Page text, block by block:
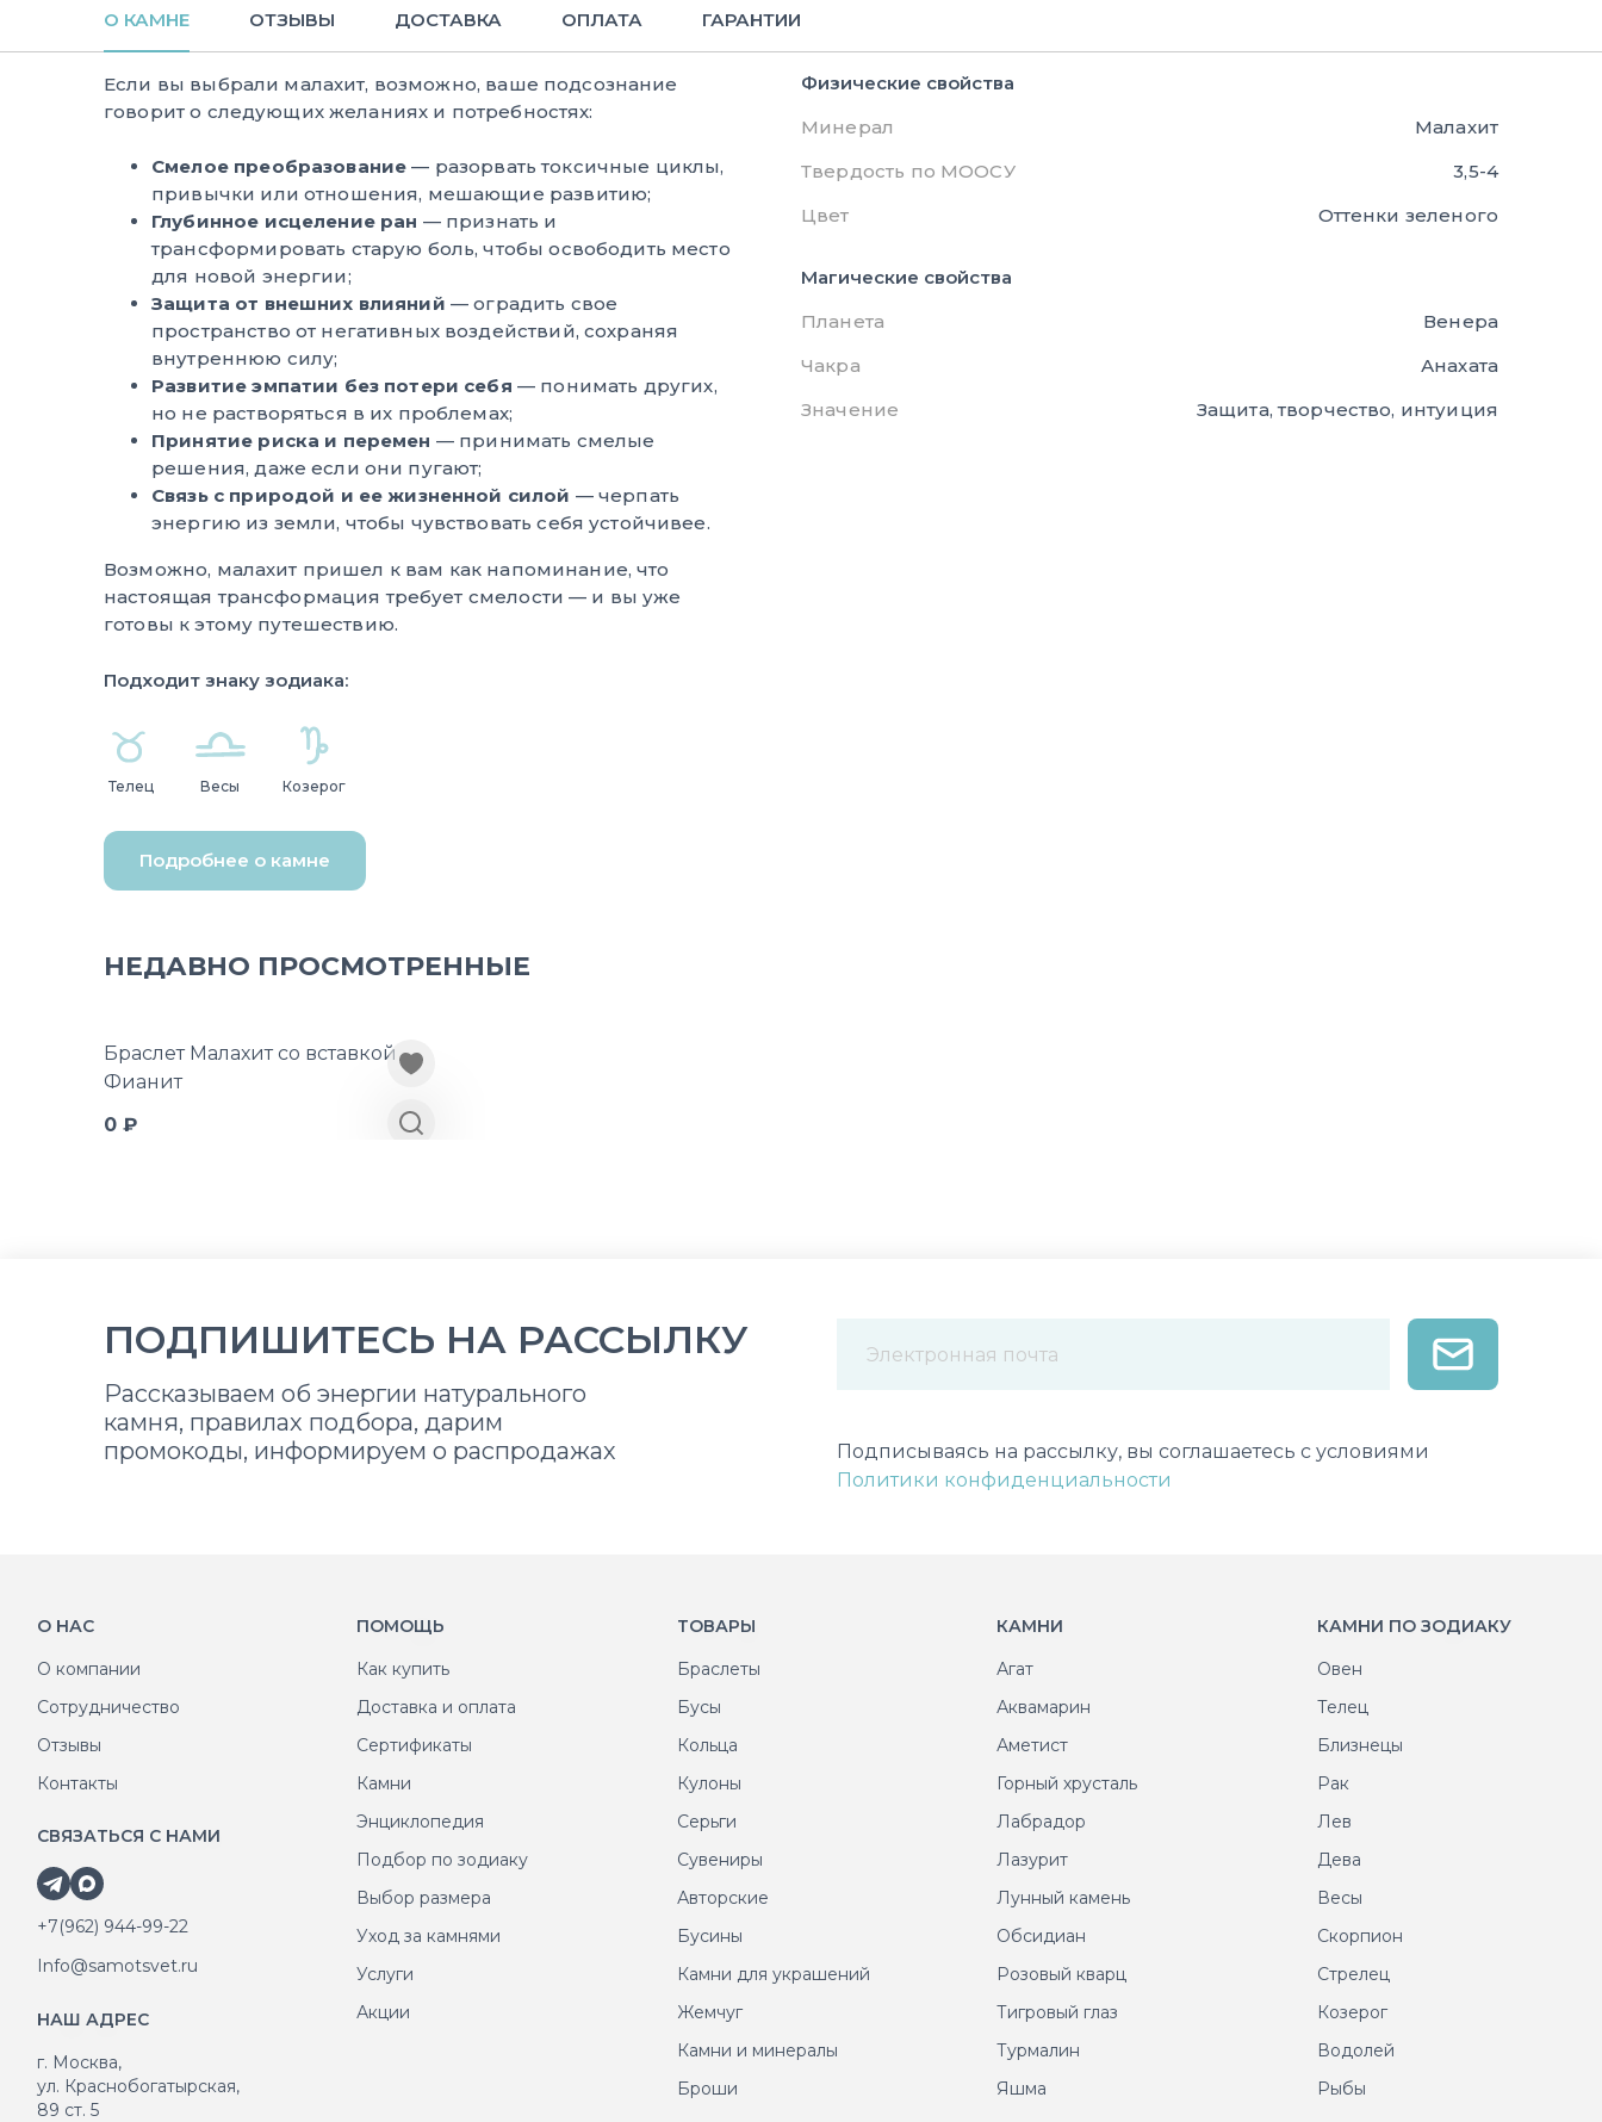
О КАМНЕ ОТЗЫВЫ ДОСТАВКА ОПЛАТА ГАРАНТИИ
Если вы выбрали малахит, возможно, ваше подсознание
говорит о следующих желаниях и потребностях:
Смелое преобразование — разорвать токсичные циклы,
привычки или отношения, мешающие развитию;
Глубинное исцеление ран — признать и
трансформировать старую боль, чтобы освободить место
для новой энергии;
Защита от внешних влияний — оградить свое
пространство от негативных воздействий, сохраняя
внутреннюю силу;
Развитие эмпатии без потери себя — понимать других,
но не растворяться в их проблемах;
Принятие риска и перемен — принимать смелые
решения, даже если они пугают;
Связь с природой и ее жизненной силой — черпать
энергию из земли, чтобы чувствовать себя устойчивее.
Возможно, малахит пришел к вам как напоминание, что
настоящая трансформация требует смелости — и вы уже
готовы к этому путешествию.
Подходит знаку зодиака:
Телец Весы Козерог
Подробнее о камне
Физические свойства
Минерал
Малахит
Твердость по МООСУ
3,5-4
Цвет
Оттенки зеленого
Магические свойства
Планета
Венера
Чакра
Анахата
Значение
Защита, творчество, интуиция
НЕДАВНО ПРОСМОТРЕННЫЕ
Браслет Малахит со вставкой
Фианит
0 ₽
ПОДПИШИТЕСЬ НА РАССЫЛКУ
Рассказываем об энергии натурального
камня, правилах подбора, дарим
промокоды, информируем о распродажах
Подписываясь на рассылку, вы соглашаетесь с условиями
Политики конфиденциальности
О НАС
О компании
Сотрудничество
Отзывы
Контакты
СВЯЗАТЬСЯ С НАМИ
+7(962) 944-99-22
Info@samotsvet.ru
НАШ АДРЕС
г. Москва,
ул. Краснобогатырская,
89 ст. 5
ПОМОЩЬ
Как купить
Доставка и оплата
Сертификаты
Камни
Энциклопедия
Подбор по зодиаку
Выбор размера
Уход за камнями
Услуги
Акции
ТОВАРЫ
Браслеты
Бусы
Кольца
Кулоны
Серьги
Сувениры
Авторские
Бусины
Камни для украшений
Жемчуг
Камни и минералы
Броши
КАМНИ
Агат
Аквамарин
Аметист
Горный хрусталь
Лабрадор
Лазурит
Лунный камень
Обсидиан
Розовый кварц
Тигровый глаз
Турмалин
Яшма
КАМНИ ПО ЗОДИАКУ
Овен
Телец
Близнецы
Рак
Лев
Дева
Весы
Скорпион
Стрелец
Козерог
Водолей
Рыбы